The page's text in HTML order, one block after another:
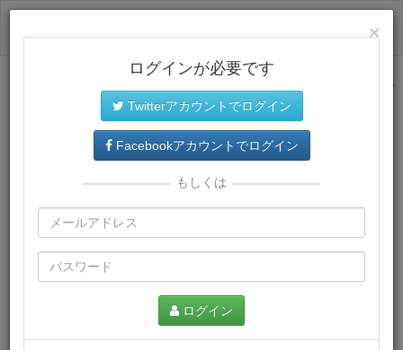
サイトトップに戻る
プレミアム会員では、教材がダウンロードでき、快適な動画
再生環境が提供されます。
×
ログインが必要です
Twitterアカウントでログイン
Facebookアカウントでログイン
もしくは
ログイン